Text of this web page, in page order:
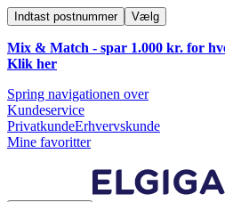
Indtast postnummer Vælg
Mix & Match - spar 1.000 kr. for
Klik her
Spring navigationen over
Kundeservice
PrivatkundeErhvervskunde
Mine favoritter